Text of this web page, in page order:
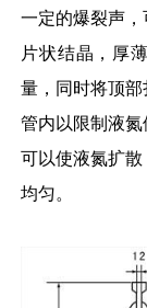
一定的爆裂声
片状结晶，厚
量，同时将顶
管内以限制液
可以使液氮扩
均匀。